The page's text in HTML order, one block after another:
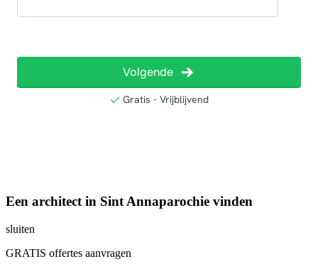
Een architect in Sint Annaparochie vinden
sluiten
GRATIS offertes aanvragen